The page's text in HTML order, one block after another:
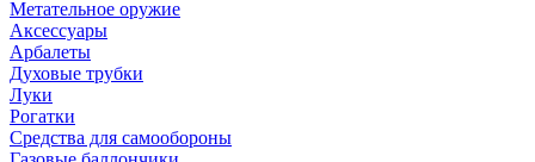
Метательное оружие
Аксессуары
Арбалеты
Духовые трубки
Луки
Рогатки
Средства для самообороны